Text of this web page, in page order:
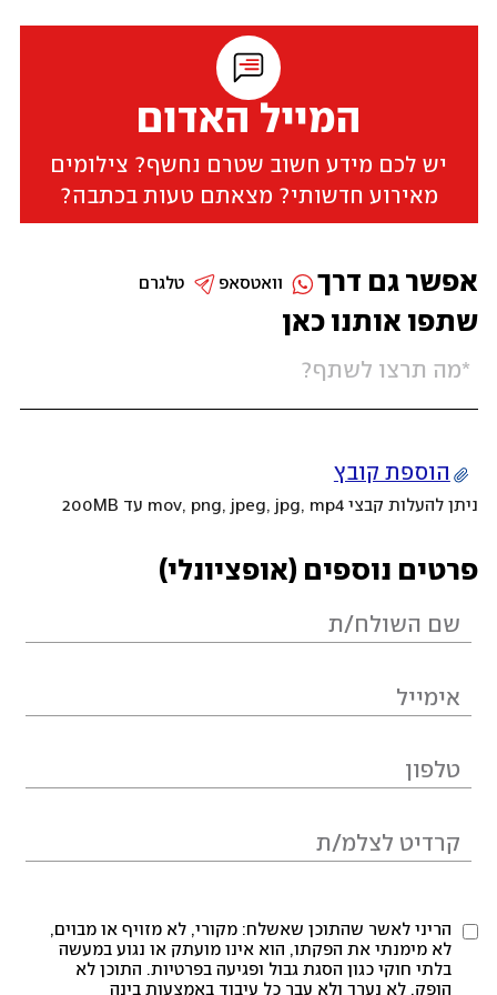
המייל האדום
יש לכם מידע חשוב שטרם נחשף? צילומים
מאירוע חדשותי? מצאתם טעות בכתבה?
שתפו אותנו כאן
הוספת קובץ
ניתן להעלות קבצי mov, png, jpeg, jpg, mp4 עד 200MB
פרטים נוספים (אופציונלי)
הריני לאשר שהתוכן שאשלח: מקורי, לא מזויף או מבוים,
לא מימנתי את הפקתו, הוא אינו מועתק או נגוע במעשה
בלתי חוקי כגון הסגת גבול ופגיעה בפרטיות. התוכן לא
הופק, לא נערך ולא עבר כל עיבוד באמצעות בינה
אפשר גם דרך טלגרם וואטסאפ